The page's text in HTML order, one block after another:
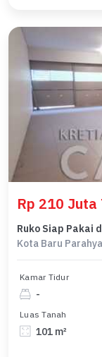
Rp 210
Kota Baru
Kamar Tidur
-
Luas Tanah
101 m²